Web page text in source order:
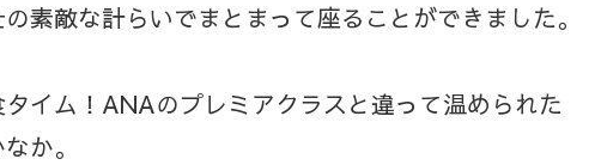
素敵な計らいでまとまって座ることができました。
イム！ANAのプレミアクラスと違って温められた
か。